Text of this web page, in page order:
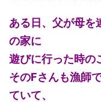
ある日、父が母を
の家に
遊びに行った時の
そのFさんも漁師
ていて、